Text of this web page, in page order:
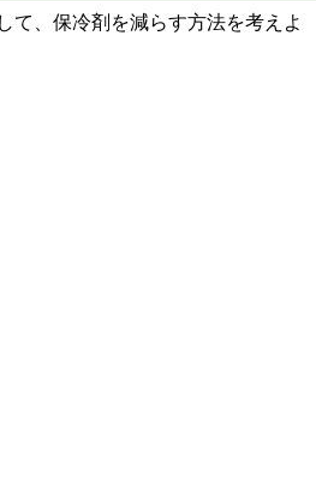
て、保冷剤を減らす方法を考えよ